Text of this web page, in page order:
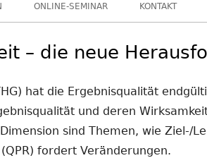
ONLINE-SEMINAR KONTAKT
– die neue
hat die Ergebnisqualität
und deren
sind Themen, wie Ziel-/
fordert Veränderungen.